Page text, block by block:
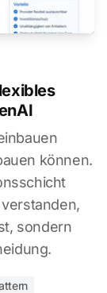
können.
sondern